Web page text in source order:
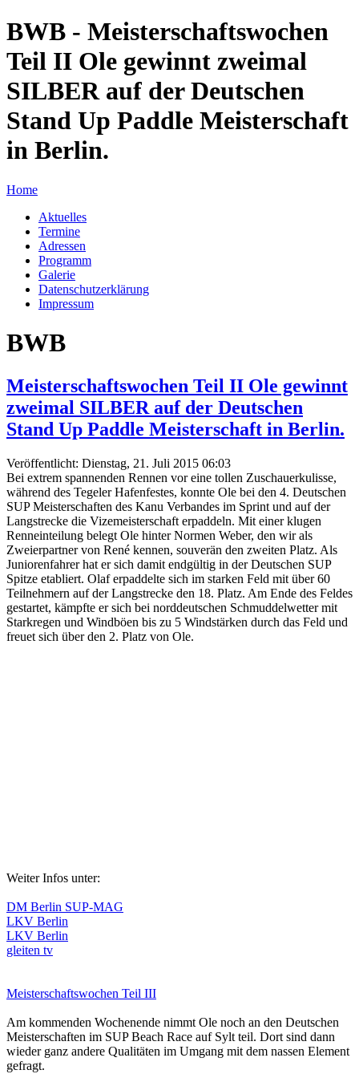
BWB - Meisterschaftswochen
Teil II Ole gewinnt zweimal
SILBER auf der Deutschen
Stand Up Paddle Meisterschaft
in Berlin.
Home
Aktuelles
Termine
Adressen
Programm
Galerie
Datenschutzerklärung
Impressum
BWB
Meisterschaftswochen Teil II Ole gewinnt
zweimal SILBER auf der Deutschen
Stand Up Paddle Meisterschaft in Berlin.
Veröffentlicht: Dienstag, 21. Juli 2015 06:03
Bei extrem spannenden Rennen vor eine tollen Zuschauerkulisse,
während des Tegeler Hafenfestes, konnte Ole bei den 4. Deutschen
SUP Meisterschaften des Kanu Verbandes im Sprint und auf der
Langstrecke die Vizemeisterschaft erpaddeln. Mit einer klugen
Renneinteilung belegt Ole hinter Normen Weber, den wir als
Zweierpartner von René kennen, souverän den zweiten Platz. Als
Juniorenfahrer hat er sich damit endgültig in der Deutschen SUP
Spitze etabliert. Olaf erpaddelte sich im starken Feld mit über 60
Teilnehmern auf der Langstrecke den 18. Platz. Am Ende des Feldes
gestartet, kämpfte er sich bei norddeutschen Schmuddelwetter mit
Starkregen und Windböen bis zu 5 Windstärken durch das Feld und
freuet sich über den 2. Platz von Ole.
Weiter Infos unter:
DM Berlin SUP-MAG
LKV Berlin
LKV Berlin
gleiten tv
Meisterschaftswochen Teil III
Am kommenden Wochenende nimmt Ole noch an den Deutschen
Meisterschaften im SUP Beach Race auf Sylt teil. Dort sind dann
wieder ganz andere Qualitäten im Umgang mit dem nassen Element
gefragt.